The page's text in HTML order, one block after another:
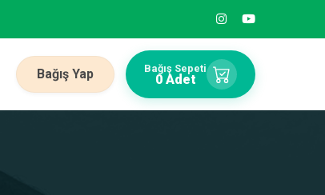
Bağış Yap Bağış Sepeti
0 Adet